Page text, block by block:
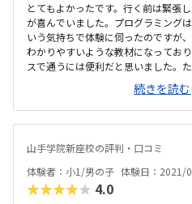
とてもよかったです。行く前は緊張
が喜んでいました。プログラミング
いう気持ちで体験に伺ったのですが
わかりやすいような教材になってお
スで通うには便利だと思いました。
がないのが少し残念でした。落ち着
少しガヤガヤしているのかな？と思
室金がかからないところや、毎月の
のが良いと思いました。とても落ち
ったのはびっくりしました。
続きを読
山手学院新座校の評判・口コミ
体験者：小1/男の子 体験日：2021/
★★★★★ 4.0